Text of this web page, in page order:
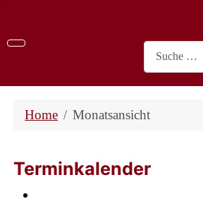
Suchen
Home Monatsansicht
Terminkalender